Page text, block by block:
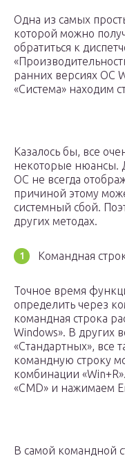
Одна из самых
которой можно
обратиться к
ранних версиях ОС
«Система» находим
Казалось бы, все
некоторые нюансы.
ОС не всегда
причиной этому
системный сбой.
других методах.
Командная
Точное время
определить через
командная строка
Windows». В других
«Стандартных», все
командную строку
комбинации
«CMD» и нажимаем
В самой командной